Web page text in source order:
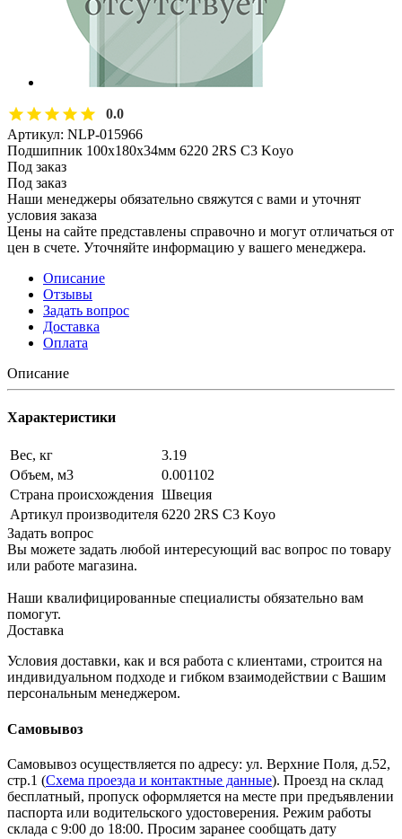
0.0
Артикул: NLP-015966
Подшипник 100х180х34мм 6220 2RS C3 Koyo
Под заказ
Под заказ
Наши менеджеры обязательно свяжутся с вами и уточнят
условия заказа
Цены на сайте представлены справочно и могут отличаться от
цен в счете. Уточняйте информацию у вашего менеджера.
Описание
Отзывы
Задать вопрос
Доставка
Оплата
Описание
Характеристики
Вес, кг
3.19
Объем, м3
0.001102
Страна происхождения Швеция
Артикул производителя 6220 2RS C3 Koyo
Задать вопрос
Вы можете задать любой интересующий вас вопрос по товару
или работе магазина.
Наши квалифицированные специалисты обязательно вам
помогут.
Доставка
Условия доставки, как и вся работа с клиентами, строится на
индивидуальном подходе и гибком взаимодействии с Вашим
персональным менеджером.
Самовывоз
Самовывоз осуществляется по адресу: ул. Верхние Поля, д.52,
стр.1 (Схема проезда и контактные данные). Проезд на склад
бесплатный, пропуск оформляется на месте при предъявлении
паспорта или водительского удостоверения. Режим работы
склада с 9:00 до 18:00. Просим заранее сообщать дату